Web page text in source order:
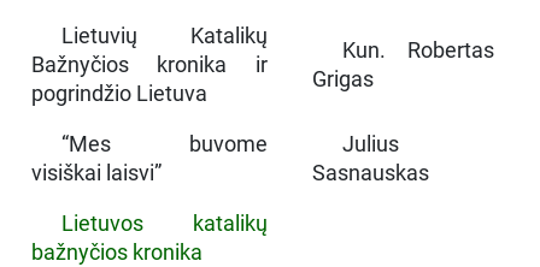
Lietuvių Katalikų
Bažnyčios kronika ir
pogrindžio Lietuva
Kun. Robertas
Grigas
“Mes buvome
visiškai laisvi”
Julius
Sasnauskas
Lietuvos katalikų
bažnyčios kronika